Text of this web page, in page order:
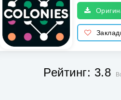
Рейтинг: 3.8